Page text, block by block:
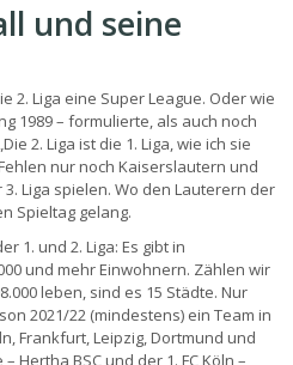
und seine
2. Liga eine Super League. Oder wie
1989 – formulierte, als auch noch
2. Liga ist die 1. Liga, wie ich sie
nur noch Kaiserslautern und
Liga spielen. Wo den Lauterern der
Spieltag gelang.
1. und 2. Liga: Es gibt in
und mehr Einwohnern. Zählen wir
leben, sind es 15 Städte. Nur
2021/22 (mindestens) ein Team in
Frankfurt, Leipzig, Dortmund und
Hertha BSC und der 1. FC Köln –